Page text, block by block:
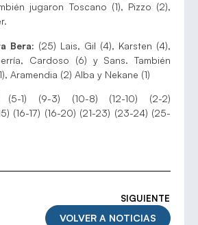
jugaron Toscano (1), Pizzo (2),
Bera: (25) Lais, Gil (4), Karsten (4),
Cardoso (6) y Sans. También
Aramendia (2) Alba y Nekane (1)
1) (9-3) (10-8) (12-10) (2-2)
(16-17) (16-20) (21-23) (23-24) (25-
SIGUIENTE
VOLVER A NOTICIAS